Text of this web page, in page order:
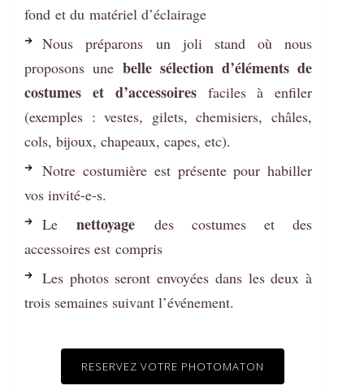
fond et du matériel d’éclairage
Nous préparons un joli stand où nous
proposons une belle sélection d’éléments de
costumes et d’accessoires faciles à enfiler
(exemples : vestes, gilets, chemisiers, châles,
cols, bijoux, chapeaux, capes, etc).
Notre costumière est présente pour habiller
vos invité-e-s.
Lenettoyage des costumes et des
accessoires est compris
Les photos seront envoyées dans les deux à
trois semaines suivant l’événement.
RESERVEZ VOTRE PHOTOMATON